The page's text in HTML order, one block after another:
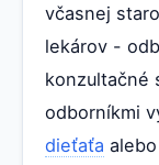
včasnej
lekárov -
konzultačné
odborníkmi
dieťaťa